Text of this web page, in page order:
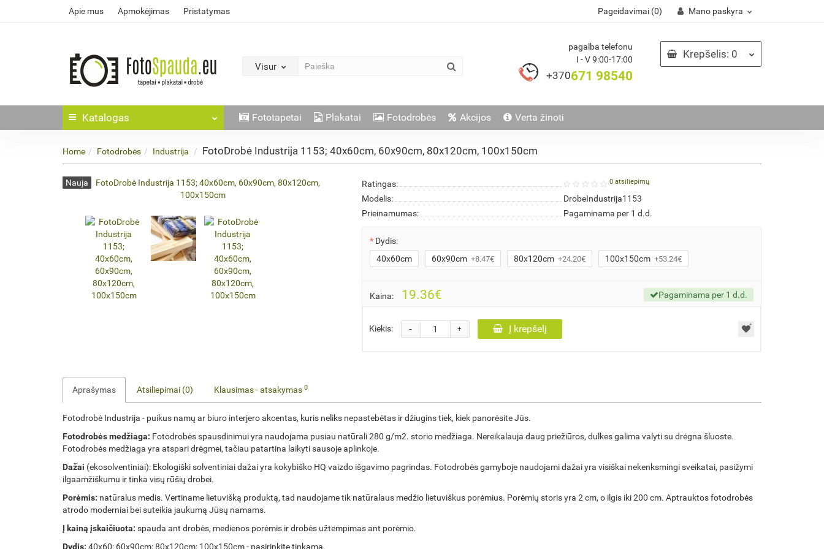
Apie mus Apmokėjimas Pristatymas Pageidavimai (0) Mano paskyra
Visur
pagalba telefonu
I - V 9:00-17:00
+370671 98540
Krepšelis: 0
Katalogas Fototapetai Plakatai Fotodrobės Akcijos Verta žinoti
Home Fotodrobės Industrija FotoDrobė Industrija 1153; 40x60cm, 60x90cm, 80x120cm, 100x150cm
Nauja Ratingas: 0 atsiliepimų
Modelis:
DrobeIndustrija1153
Prieinamumas:
Pagaminama per 1 d.d.
Dydis:
40x60cm
60x90cm +8.47€ 80x120cm +24.20€ 100x150cm +53.24€
Kaina: 19.36€ Pagaminama per 1 d.d.
Kiekis: +
- Į krepšelį
Aprašymas Atsiliepimai (0) Klausimas - atsakymas 0
Fotodrobė Industrija - puikus namų ar biuro interjero akcentas, kuris neliks nepastebėtas ir džiugins tiek, kiek panorėsite Jūs.
Fotodrobės medžiaga: Fotodrobės spausdinimui yra naudojama pusiau natūrali 280 g/m2. storio medžiaga. Nereikalauja daug priežiūros, dulkes galima valyti su drėgna šluoste.
Fotodrobės medžiaga yra atspari drėgmei, tačiau patartina laikyti sausoje aplinkoje.
Dažai (ekosolventiniai): Ekologiški solventiniai dažai yra kokybiško HQ vaizdo išgavimo pagrindas. Fotodrobės gamyboje naudojami dažai yra visiškai nekenksmingi sveikatai, pasižymi
ilgaamžiškumu ir tinka visų rūšių drobei.
Porėmis: natūralus medis. Vertiname lietuvišką produktą, tad naudojame tik natūralaus medžio lietuviškus porėmius. Porėmių storis yra 2 cm, o ilgis iki 200 cm. Aptrauktos fotodrobės
atrodo moderniai bei suteikia jaukumą Jūsų namams.
Į kainą įskaičiuota: spauda ant drobės, medienos porėmis ir drobės užtempimas ant porėmio.
Dydis: 40x60; 60x90cm; 80x120cm; 100x150cm - pasirinkite tinkamą.